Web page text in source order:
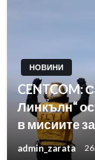
НОВИНИ
CENTCOM:
Линкълн“
в мисиите
admin_zarata